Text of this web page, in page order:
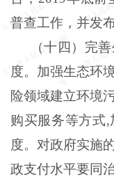
普查工作，并发
（十四）完
度。加强生态环
险领域建立环境
购买服务等方式
度。对政府实施
政支付水平要同